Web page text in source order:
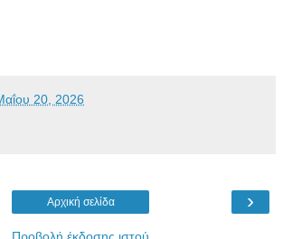
20, 2026
›
Αρχική σελίδα
Προβολή έκδοσης ιστού